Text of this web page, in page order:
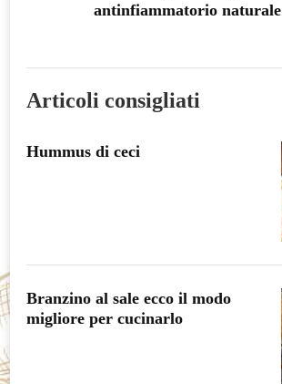
antinfiammatorio naturale
Articoli consigliati
Hummus di ceci
Branzino al sale ecco il modo
migliore per cucinarlo